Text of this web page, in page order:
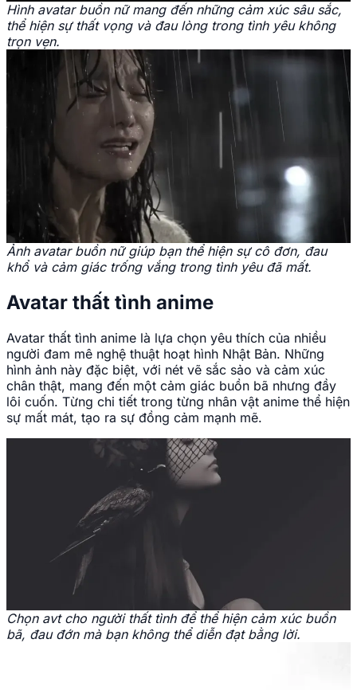
Hình avatar buồn nữ mang đến những cảm xúc sâu sắc,
thể hiện sự thất vọng và đau lòng trong tình yêu không
trọn vẹn.
Ảnh avatar buồn nữ giúp bạn thể hiện sự cô đơn, đau
khổ và cảm giác trống vắng trong tình yêu đã mất.
Avatar thất tình anime
Avatar thất tình anime là lựa chọn yêu thích của nhiều
người đam mê nghệ thuật hoạt hình Nhật Bản. Những
hình ảnh này đặc biệt, với nét vẽ sắc sảo và cảm xúc
chân thật, mang đến một cảm giác buồn bã nhưng đầy
lôi cuốn. Từng chi tiết trong từng nhân vật anime thể hiện
sự mất mát, tạo ra sự đồng cảm mạnh mẽ.
Chọn avt cho người thất tình để thể hiện cảm xúc buồn
bã, đau đớn mà bạn không thể diễn đạt bằng lời.